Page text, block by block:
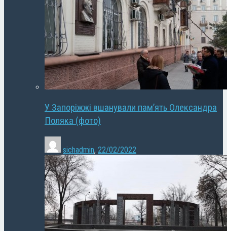
У Запоріжжі вшанували пам’ять Олександра
Поляка (фото)
sichadmin, 22/02/2022